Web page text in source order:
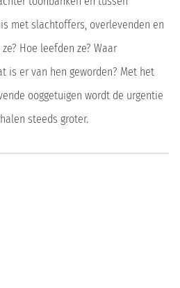
met slachtoffers, overlevenden en
Hoe leefden ze? Waar
is er van hen geworden? Met het
ooggetuigen wordt de urgentie
steeds groter.